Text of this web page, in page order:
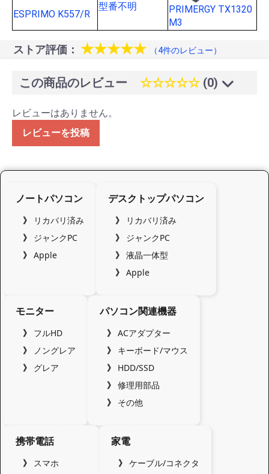
ESPRIMO K557/R
型番不明
PRIMERGY TX1320
M3
ストア評価： ★★★★★ （4件のレビュー）
この商品のレビュー ☆☆☆☆☆ (0)
レビューはありません。
レビューを投稿
ノートパソコン
リカバリ済み
ジャンクPC
Apple
デスクトップパソコン
リカバリ済み
ジャンクPC
液晶一体型
Apple
モニター
フルHD
ノングレア
グレア
パソコン関連機器
ACアダプター
キーボード/マウス
HDD/SSD
修理用部品
その他
携帯電話
スマホ
家電
ケーブル/コネクタ